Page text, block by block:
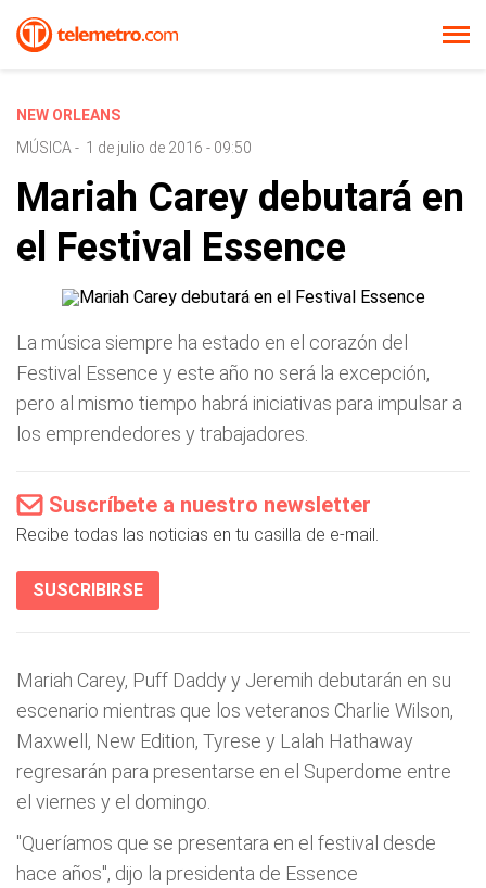
NEW ORLEANS
MÚSICA - 1 de julio de 2016 - 09:50
Mariah Carey debutará en
el Festival Essence
La música siempre ha estado en el corazón del
Festival Essence y este año no será la excepción,
pero al mismo tiempo habrá iniciativas para impulsar a
los emprendedores y trabajadores.
Suscríbete a nuestro newsletter
Recibe todas las noticias en tu casilla de e-mail.
SUSCRIBIRSE
Mariah Carey, Puff Daddy y Jeremih debutarán en su
escenario mientras que los veteranos Charlie Wilson,
Maxwell, New Edition, Tyrese y Lalah Hathaway
regresarán para presentarse en el Superdome entre
el viernes y el domingo.
"Queríamos que se presentara en el festival desde
hace años", dijo la presidenta de Essence